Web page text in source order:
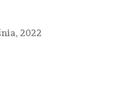
2022